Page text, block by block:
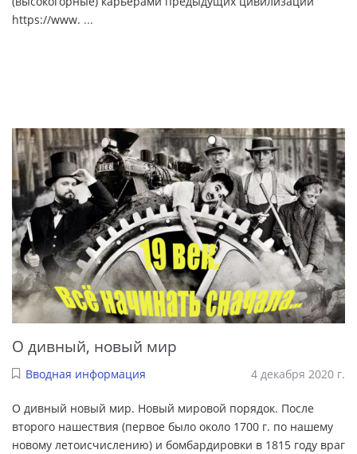
https://www. ...
О дивный, новый мир
Вводная информация 4 декабря 2020 г.
О дивный новый мир. Новый мировой порядок. После
второго нашествия (первое было около 1700 г. по нашему
новому летоисчислению) и бомбардировки в 1815 году враг